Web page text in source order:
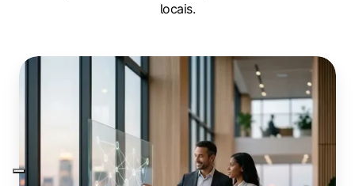
locais.